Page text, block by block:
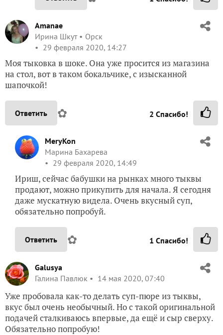
Amanae
Ирина Шкут
Орск
29 февраля 2020, 14:27
Моя тыковка в шоке. Она уже просится из магазина
на стол, вот в таком бокальчике, с изысканной
шапочкой!
Ответить ✿ 2 Спасибо!
MeryKon
Марина Бахарева
29 февраля 2020, 14:49
Ириш, сейчас бабушки на рынках много тыквы
продают, можно прикупить для начала. Я сегодня
даже мускатную видела. Очень вкусный суп,
обязательно попробуй.
Ответить ✿ 1 Спасибо!
Galusya
Галина Павлюк
14 мая 2020, 07:40
Уже пробовала как-то делать суп-пюре из тыквы,
вкус был очень необычный. Но с такой оригинальной
подачей сталкиваюсь впервые, да ещё и сыр сверху.
Обязательно попробую!